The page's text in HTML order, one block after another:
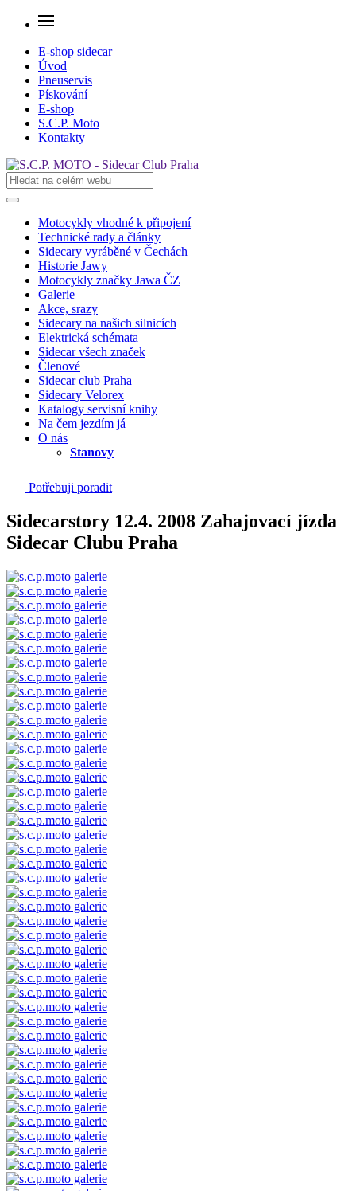
E-shop sidecar
Úvod
Pneuservis
Pískování
E-shop
S.C.P. Moto
Kontakty
Motocykly vhodné k připojení
Technické rady a články
Sidecary vyráběné v Čechách
Historie Jawy
Motocykly značky Jawa ČZ
Galerie
Akce, srazy
Sidecary na našich silnicích
Elektrická schémata
Sidecar všech značek
Členové
Sidecar club Praha
Sidecary Velorex
Katalogy servisní knihy
Na čem jezdím já
O nás
Stanovy
Potřebuji poradit
Sidecarstory 12.4. 2008 Zahajovací jízda
Sidecar Clubu Praha